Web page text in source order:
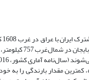
بارش سالانه، بیشترین و ترکمنستان با 161 میلی‌متر بارش